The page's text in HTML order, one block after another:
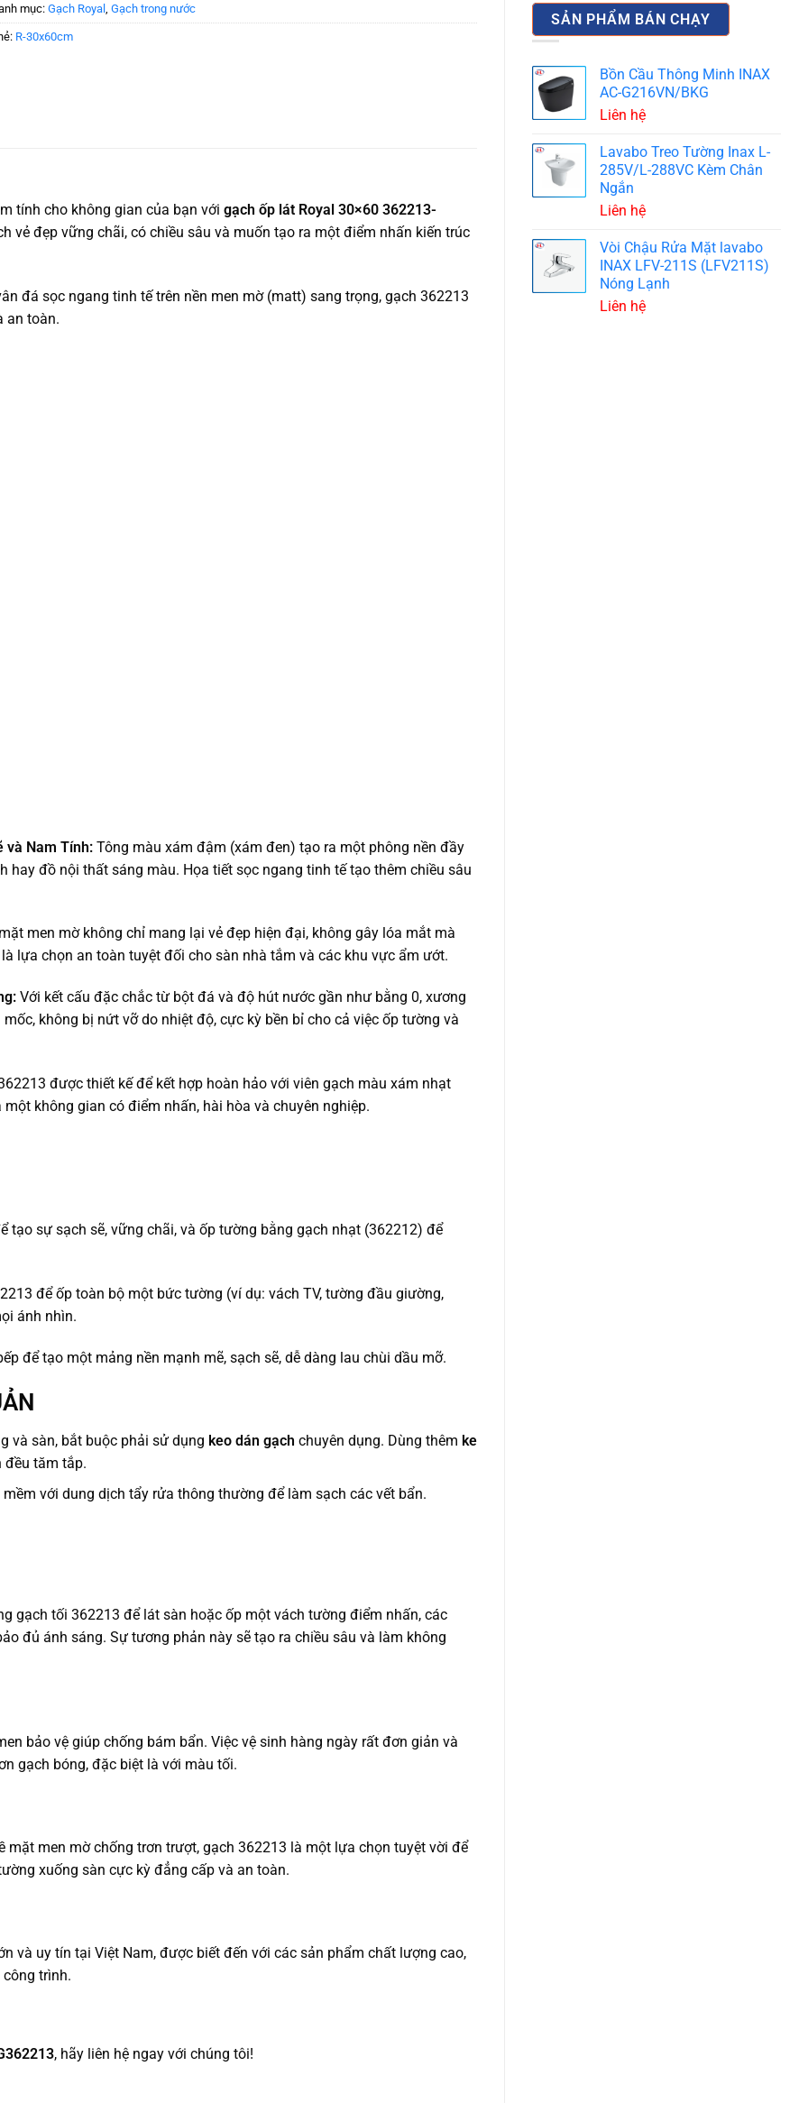
SẢN PHẨM BÁN CHẠY
Bồn Cầu Thông Minh INAX
AC-G216VN/BKG
Liên hệ
Lavabo Treo Tường Inax L-
285V/L-288VC Kèm Chân
Ngắn
Liên hệ
Vòi Chậu Rửa Mặt lavabo
INAX LFV-211S (LFV211S)
Nóng Lạnh
Liên hệ
mục:Gạch Royal ,Gạch trong nước
R-30x60cm
tính cho không gian của bạn với gạch ốp lát Royal 30×60 362213-
vẻ đẹp vững chãi, có chiều sâu và muốn tạo ra một điểm nhấn kiến trúc
đá sọc ngang tinh tế trên nền men mờ (matt) sang trọng, gạch 362213
an toàn.
và Nam Tính: Tông màu xám đậm (xám đen) tạo ra một phông nền đầy
đồ nội thất sáng màu. Họa tiết sọc ngang tinh tế tạo thêm chiều sâu
men mờ không chỉ mang lại vẻ đẹp hiện đại, không gây lóa mắt mà
lựa chọn an toàn tuyệt đối cho sàn nhà tắm và các khu vực ẩm ướt.
Với kết cấu đặc chắc từ bột đá và độ hút nước gần như bằng 0, xương
không bị nứt vỡ do nhiệt độ, cực kỳ bền bỉ cho cả việc ốp tường và
được thiết kế để kết hợp hoàn hảo với viên gạch màu xám nhạt
không gian có điểm nhấn, hài hòa và chuyên nghiệp.
tạo sự sạch sẽ, vững chãi, và ốp tường bằng gạch nhạt (362212) để
để ốp toàn bộ một bức tường (ví dụ: vách TV, tường đầu giường,
ánh nhìn.
để tạo một mảng nền mạnh mẽ, sạch sẽ, dễ dàng lau chùi dầu mỡ.
và sàn, bắt buộc phải sử dụng keo dán gạch chuyên dụng. Dùng thêm ke
đều tăm tắp.
với dung dịch tẩy rửa thông thường để làm sạch các vết bẩn.
gạch tối 362213 để lát sàn hoặc ốp một vách tường điểm nhấn, các
đủ ánh sáng. Sự tương phản này sẽ tạo ra chiều sâu và làm không
bảo vệ giúp chống bám bẩn. Việc vệ sinh hàng ngày rất đơn giản và
gạch bóng, đặc biệt là với màu tối.
men mờ chống trơn trượt, gạch 362213 là một lựa chọn tuyệt vời để
xuống sàn cực kỳ đẳng cấp và an toàn.
và uy tín tại Việt Nam, được biết đến với các sản phẩm chất lượng cao,
trình.
, hãy liên hệ ngay với chúng tôi!